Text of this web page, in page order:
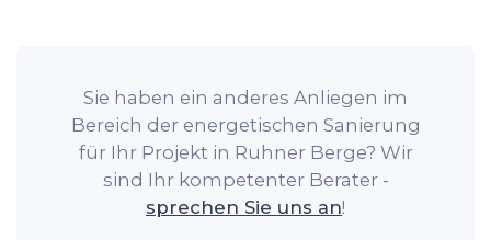
Sie haben ein anderes Anliegen im
Bereich der energetischen Sanierung
für Ihr Projekt in Ruhner Berge? Wir
sind Ihr kompetenter Berater -
sprechen Sie uns an!